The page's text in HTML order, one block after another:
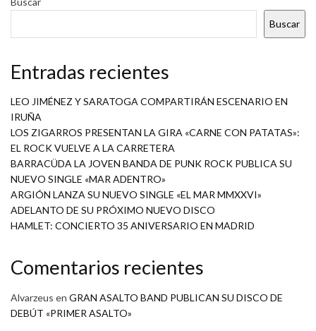
Buscar
Entradas recientes
LEO JIMÉNEZ Y SARATOGA COMPARTIRÁN ESCENARIO EN
IRUÑA
LOS ZIGARROS PRESENTAN LA GIRA «CARNE CON PATATAS»:
EL ROCK VUELVE A LA CARRETERA
BARRACÜDA LA JOVEN BANDA DE PUNK ROCK PUBLICA SU
NUEVO SINGLE «MAR ADENTRO»
ARGIÓN LANZA SU NUEVO SINGLE «EL MAR MMXXVI»
ADELANTO DE SU PRÓXIMO NUEVO DISCO
HAMLET: CONCIERTO 35 ANIVERSARIO EN MADRID
Comentarios recientes
Alvarzeus en GRAN ASALTO BAND PUBLICAN SU DISCO DE
DEBÚT «PRIMER ASALTO»